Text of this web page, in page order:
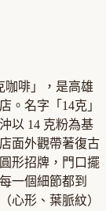
咖啡」，是高雄
。名字「14克」
以 14 克粉為基
面外觀帶著復古
形招牌，門口擺
一個細節都到
心形、葉脈紋）